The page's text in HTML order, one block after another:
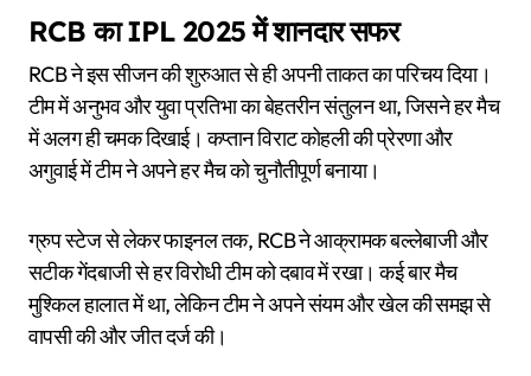
RCB का IPL 2025 में शानदार सफर
RCB ने इस सीजन की शुरुआत से ही अपनी ताकत का परिचय दिया।
टीम में अनुभव और युवा प्रतिभा का बेहतरीन संतुलन था, जिसने हर मैच
में अलग ही चमक दिखाई। कप्तान विराट कोहली की प्रेरणा और
अगुवाई में टीम ने अपने हर मैच को चुनौतीपूर्ण बनाया।
ग्रुप स्टेज से लेकर फाइनल तक, RCB ने आक्रामक बल्लेबाजी और
सटीक गेंदबाजी से हर विरोधी टीम को दबाव में रखा। कई बार मैच
मुश्किल हालात में था, लेकिन टीम ने अपने संयम और खेल की समझ से
वापसी की और जीत दर्ज की।